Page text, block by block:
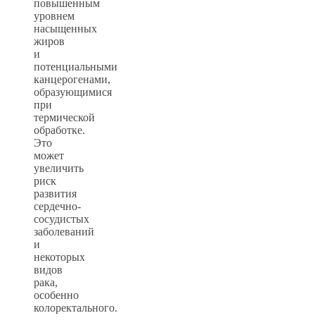
повышенным
уровнем
насыщенных
жиров
и
потенциальными
канцерогенами,
образующимися
при
термической
обработке.
Это
может
увеличить
риск
развития
сердечно-
сосудистых
заболеваний
и
некоторых
видов
рака,
особенно
колоректального.